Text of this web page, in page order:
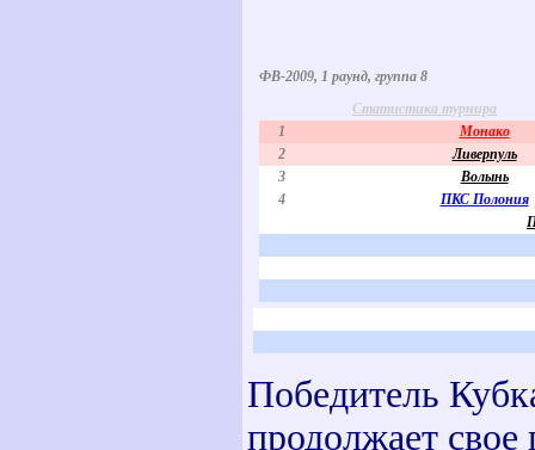
ФВ-2009, 1 раунд, группа 8
Статистика турнира
1
Монако
2
Ливерпуль
3
Волынь
4
ПКС Полония
Победитель
продолжает